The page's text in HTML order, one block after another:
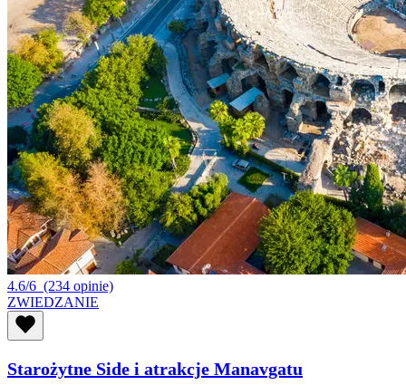
4.6/6 (234 opinie)
ZWIEDZANIE
Starożytne Side i atrakcje Manavgatu